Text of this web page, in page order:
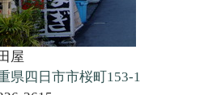
屋
県四日市市桜町153-1